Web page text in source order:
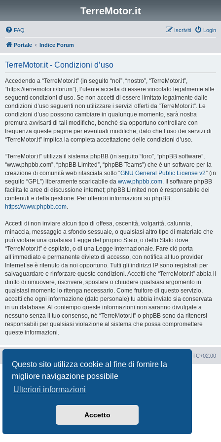
Questo sito utilizza cookie al fine di fornire la
migliore navigazione possibile
Ulteriori informazioni
Accetto
TerreMotor.it
FAQ Login
Iscriviti
Portale Indice Forum
TerreMotor.it - Condizioni d’uso
Accedendo a “TerreMotor.it” (in seguito “noi”, “nostro”, “TerreMotor.it”,
“https://terremotor.it/forum”), l’utente accetta di essere vincolato legalmente alle
seguenti condizioni d’uso. Se non accetti di essere limitato legalmente dalle
condizioni d’uso seguenti non utilizzare i servizi offerti da “TerreMotor.it”. Le
condizioni d’uso possono cambiare in qualunque momento, sarà nostra
premura avvisarti di tali modifiche, benché sia opportuno controllare con
frequenza queste pagine per eventuali modifiche, dato che l’uso dei servizi di
“TerreMotor.it” implica la completa accettazione delle condizioni d’uso.
“TerreMotor.it” utilizza il sistema phpBB (in seguito “loro”, “phpBB software”,
“www.phpbb.com”, “phpBB Limited”, “phpBB Teams”) che è un software per la
creazione di comunità web rilasciata sotto “GNU General Public License v2” (in
seguito “GPL”) liberamente scaricabile da www.phpbb.com. Il software phpBB
facilita le aree di discussione internet; phpBB Limited non è responsabile dei
contenuti e della gestione. Per ulteriori informazioni su phpBB:
https://www.phpbb.com.
Accetti di non inviare alcun tipo di offesa, oscenità, volgarità, calunnia,
minaccia, messaggio a sfondo sessuale, o qualsiasi altro tipo di materiale che
può violare una qualsiasi Legge del proprio Stato, o dello Stato dove
“TerreMotor.it” è ospitato, o di una Legge internazionale. Fare ciò porta
all’immediato e permanente divieto di accesso, con notifica al tuo provider
Internet se è ritenuto da noi opportuno. Tutti gli indirizzi IP sono registrati per
salvaguardare e rinforzare queste condizioni. Accetti che “TerreMotor.it” abbia il
diritto di rimuovere, riscrivere, spostare o chiudere qualsiasi argomento in
qualsiasi momento lo ritenga necessario. Come fruitore di questo servizio,
accetti che ogni informazione (dato personale) tu abbia inviato sia conservata
in un database. Al contempo queste informazioni non saranno divulgate a
nessuno senza il tuo consenso, né “TerreMotor.it” o phpBB sono da ritenersi
responsabili per qualsiasi violazione al sistema che possa compromettere
queste informazioni.
UTC+02:00
Creato da
® Forum Software © phpBB Limited
Traduzione Italiana